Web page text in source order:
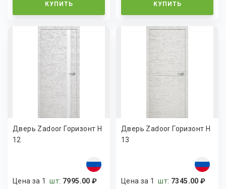
КУПИТЬ КУПИТЬ
Дверь Zadoor Горизонт H
12
Цена за 1шт: 7995.00 ₽
Дверь Zadoor Горизонт H
13
Цена за 1шт: 7345.00 ₽